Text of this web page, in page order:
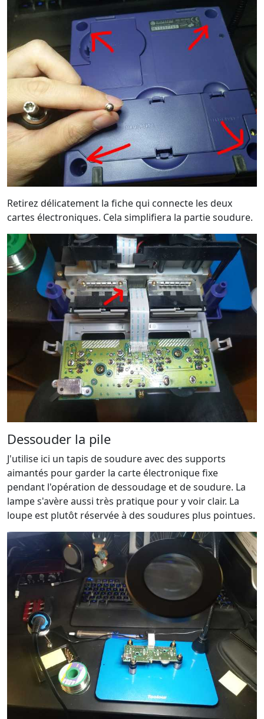
Retirez délicatement la fiche qui connecte les deux
cartes électroniques. Cela simplifiera la partie soudure.
Dessouder la pile
J'utilise ici un tapis de soudure avec des supports
aimantés pour garder la carte électronique fixe
pendant l'opération de dessoudage et de soudure. La
lampe s'avère aussi très pratique pour y voir clair. La
loupe est plutôt réservée à des soudures plus pointues.